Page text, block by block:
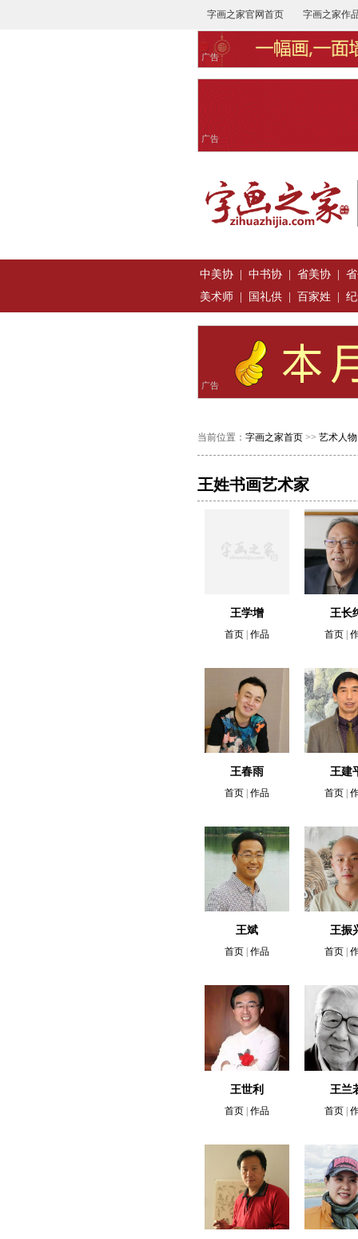
字画之家官网首页 字画之家作
广告
广告
中美协| 中书协| 省美协|
美术师| 国礼供| 百家姓 |
广告
当前位置： 字画之家首页>> 艺术人物
王姓书画艺术家
王学增
首页 | 作品
王长
首页 |
王春雨
首页 作品
王建
首页
王斌
首页 作品
王振
首页
王世利
首页 | 作品
王兰
首页 |